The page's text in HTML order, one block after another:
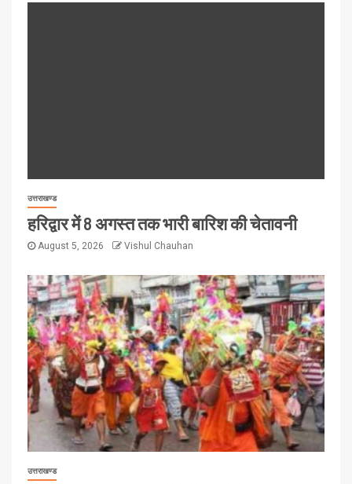
उत्तराखण्ड
हरिद्वार में 8 अगस्त तक भारी बारिश की चेतावनी
August 5, 2026 Vishul Chauhan
उत्तराखण्ड